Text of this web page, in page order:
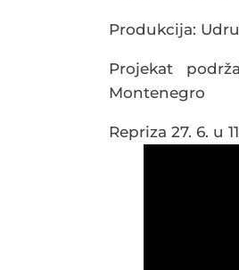
Produkcija:
Projekat
Montenegro
Repriza 27. 6. u